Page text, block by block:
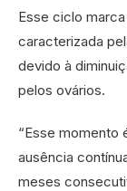
Esse ciclo
caracterizada
devido à
pelos ovários.
“Esse momento
ausência
meses